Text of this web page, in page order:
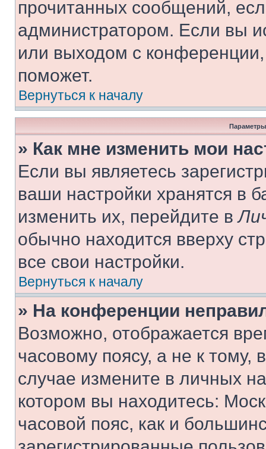
прочитанных сообщений,
администратором. Если вы
или выходом с
поможет.
Вернуться к началу
Параметры
» Как мне изменить мои
Если вы являетесь
ваши настройки хранятся в
изменить их, перейдите в
обычно находится вверху
все свои настройки.
Вернуться к началу
» На конференции
Возможно, отображается
часовому поясу, а не к тому,
случае измените в личных
котором вы находитесь:
часовой пояс, как и